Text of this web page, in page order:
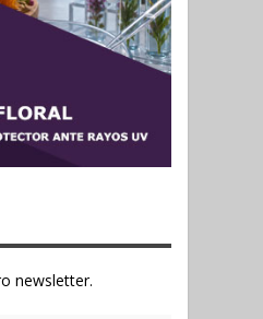
Suscribete a nuestro newsletter.